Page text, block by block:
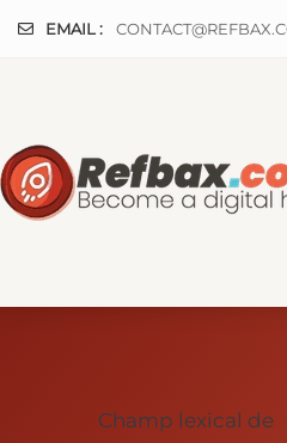
EMAIL :
Champ lexical de